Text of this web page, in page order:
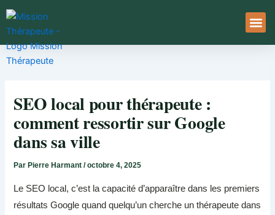
Aller
au
contenu
SEO local pour thérapeute :
comment ressortir sur Google
dans sa ville
Par Pierre Harmant/octobre 4, 2025
Le SEO local, c’est la capacité d’apparaître dans les premiers
résultats Google quand quelqu’un cherche un thérapeute dans